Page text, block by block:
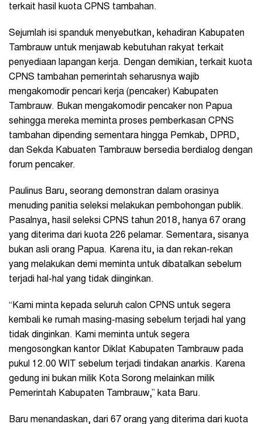
terkait hasil kuota CPNS tambahan.
Sejumlah isi spanduk menyebutkan, kehadiran Kabupaten
Tambrauw untuk menjawab kebutuhan rakyat terkait
penyediaan lapangan kerja. Dengan demikian, terkait kuota
CPNS tambahan pemerintah seharusnya wajib
mengakomodir pencari kerja (pencaker) Kabupaten
Tambrauw. Bukan mengakomodir pencaker non Papua
sehingga mereka meminta proses pemberkasan CPNS
tambahan dipending sementara hingga Pemkab, DPRD,
dan Sekda Kabuaten Tambrauw bersedia berdialog dengan
forum pencaker.
Paulinus Baru, seorang demonstran dalam orasinya
menuding panitia seleksi melakukan pembohongan publik.
Pasalnya, hasil seleksi CPNS tahun 2018, hanya 67 orang
yang diterima dari kuota 226 pelamar. Sementara, sisanya
bukan asli orang Papua. Karena itu, ia dan rekan-rekan
yang melakukan demi meminta untuk dibatalkan sebelum
terjadi hal-hal yang tidak diinginkan.
“Kami minta kepada seluruh calon CPNS untuk segera
kembali ke rumah masing-masing sebelum terjadi hal yang
tidak dinginkan. Kami meminta untuk segera
mengosongkan kantor Diklat Kabupaten Tambrauw pada
pukul 12.00 WIT sebelum terjadi tindakan anarkis. Karena
gedung ini bukan milik Kota Sorong melainkan milik
Pemerintah Kabupaten Tambrauw,” kata Baru.
Baru menandaskan, dari 67 orang yang diterima dari kuota